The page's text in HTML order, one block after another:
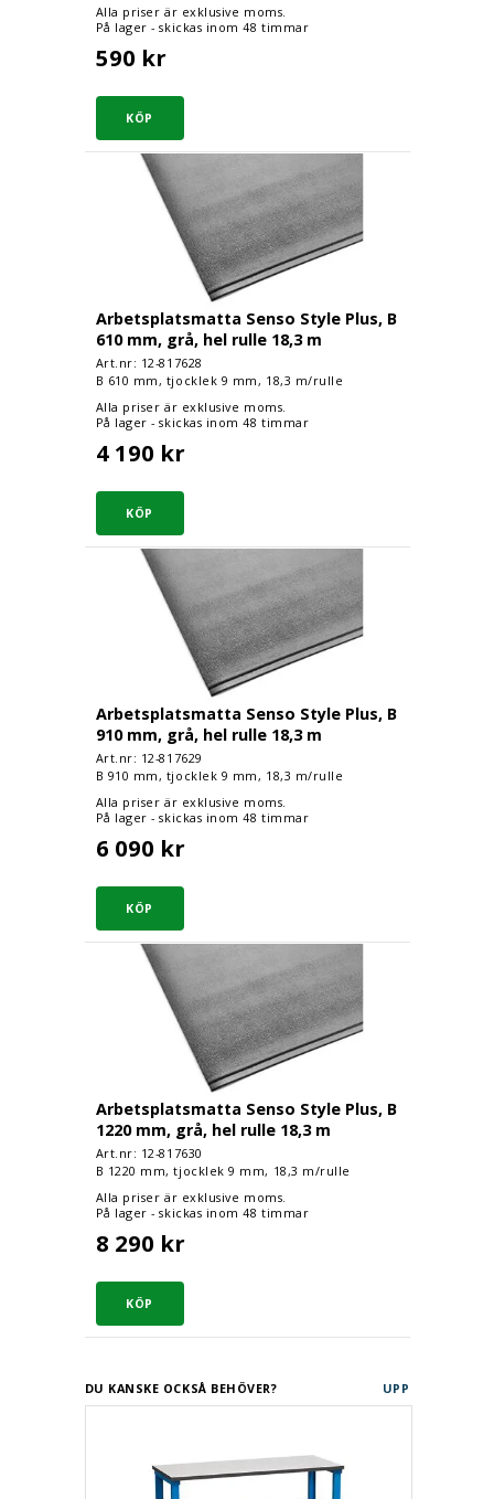
Alla priser är exklusive moms.
På lager - skickas inom 48 timmar
590 kr
Arbetsplatsmatta Senso Style Plus, B 610 mm,
Arbetsplatsmatta Senso Style Plus, B
610 mm, grå, hel rulle 18,3 m
Art.nr: 12-817628
B 610 mm, tjocklek 9 mm, 18,3 m/rulle
Alla priser är exklusive moms.
På lager - skickas inom 48 timmar
4 190 kr
Arbetsplatsmatta Senso Style Plus, B 910 mm,
Arbetsplatsmatta Senso Style Plus, B
910 mm, grå, hel rulle 18,3 m
Art.nr: 12-817629
B 910 mm, tjocklek 9 mm, 18,3 m/rulle
Alla priser är exklusive moms.
På lager - skickas inom 48 timmar
6 090 kr
Arbetsplatsmatta Senso Style Plus, B 1220 mm,
Arbetsplatsmatta Senso Style Plus, B
1220 mm, grå, hel rulle 18,3 m
Art.nr: 12-817630
B 1220 mm, tjocklek 9 mm, 18,3 m/rulle
Alla priser är exklusive moms.
På lager - skickas inom 48 timmar
8 290 kr
DU KANSKE OCKSÅ BEHÖVER? UPP